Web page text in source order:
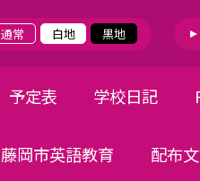
通常 白地 黒地
予定表 学校日記
藤岡市英語教育 配布